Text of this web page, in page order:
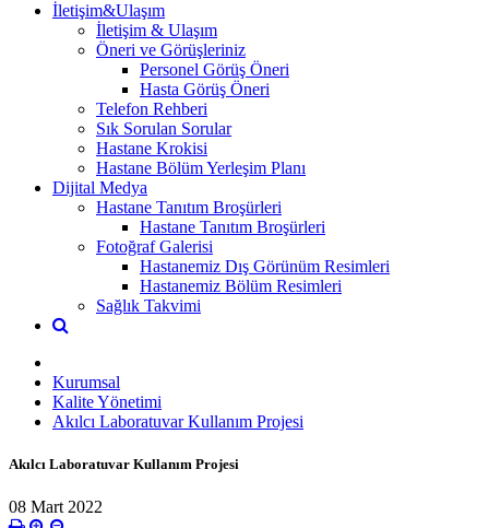
İletişim&Ulaşım
İletişim & Ulaşım
Öneri ve Görüşleriniz
Personel Görüş Öneri
Hasta Görüş Öneri
Telefon Rehberi
Sık Sorulan Sorular
Hastane Krokisi
Hastane Bölüm Yerleşim Planı
Dijital Medya
Hastane Tanıtım Broşürleri
Hastane Tanıtım Broşürleri
Fotoğraf Galerisi
Hastanemiz Dış Görünüm Resimleri
Hastanemiz Bölüm Resimleri
Sağlık Takvimi
Kurumsal
Kalite Yönetimi
Akılcı Laboratuvar Kullanım Projesi
Akılcı Laboratuvar Kullanım Projesi
08 Mart 2022